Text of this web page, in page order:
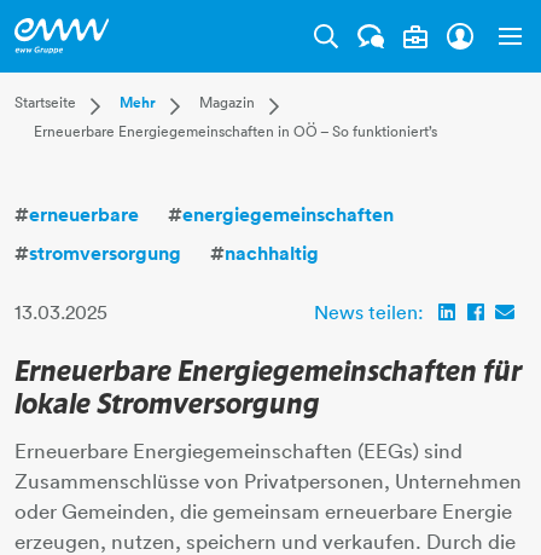
Startseite
Dropdown Startseite
Privatkunden
Mehr
Dropdown Mehr
Karriere
Magazin
Dropdown Magazin
Aktuell
Erneuerbare Energiegemeinschaften in OÖ – So funktioniert’s
#erneuerbare #energiegemeinschaften
#stromversorgung #nachhaltig
13.03.2025 News teilen:
Erneuerbare Energiegemeinschaften für
lokale Stromversorgung
Erneuerbare Energiegemeinschaften (EEGs) sind
Zusammenschlüsse von Privatpersonen, Unternehmen
oder Gemeinden, die gemeinsam erneuerbare Energie
erzeugen, nutzen, speichern und verkaufen. Durch die